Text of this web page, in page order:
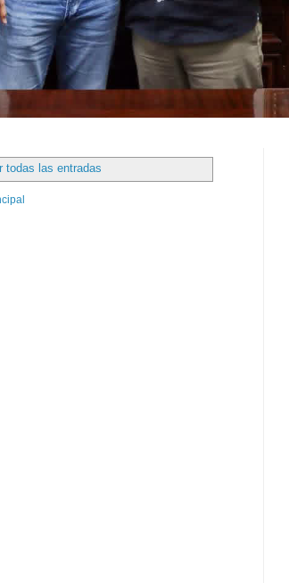
todas las entradas